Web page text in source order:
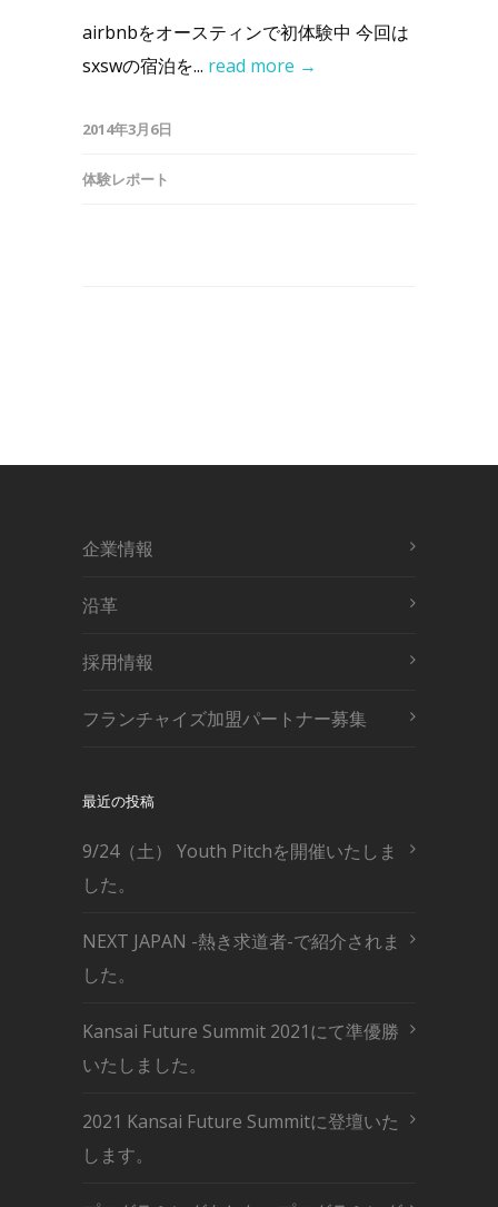
airbnbをオースティンで初体験中 今回は
sxswの宿泊を... read more →
2014年3月6日
体験レポート
企業情報
沿革
採用情報
フランチャイズ加盟パートナー募集
最近の投稿
9/24（土） Youth Pitchを開催いたしま
した。
NEXT JAPAN -熱き求道者-で紹介されま
した。
Kansai Future Summit 2021にて準優勝
いたしました。
2021 Kansai Future Summitに登壇いた
します。